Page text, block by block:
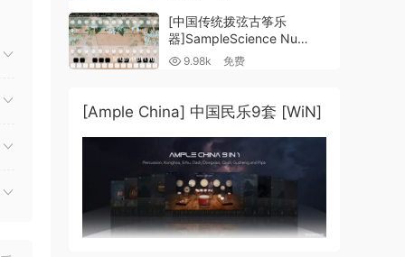
MacOSX]
（4.1GB+10.2GB+9.6GB）
[中国传统拨弦古筝乐
器]SampleScience Nu
Guzheng v2.0 x64 VST
9.98k 免费
[Ample China] 中国民乐9套 [WiN]